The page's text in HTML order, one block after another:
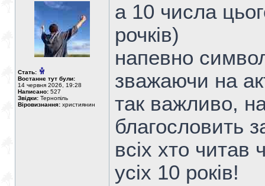
Стать:
Востаннє тут були:
14 червня 2026, 19:28
Написано: 527
Звідки: Тернопіль
Віровизнання: християнин
а 10 числа
рочків)
напевно
зважаючи на
так важливо,
благословить
всіх хто
усіх 10 років!